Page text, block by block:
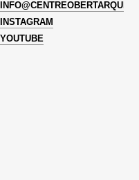
INSTAGRAM
YOUTUBE